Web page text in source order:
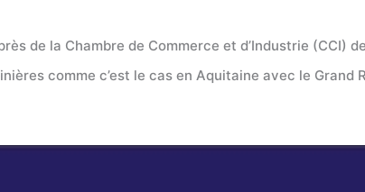
de la Chambre de Commerce et d’Industrie
comme c’est le cas en Aquitaine avec le Grand